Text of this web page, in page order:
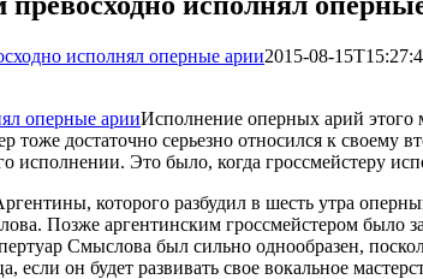
исполнял оперные арии2015-08-
Исполнение оперных арий
достаточно серьезно относился к своему
исполнении. Это было, когда гроссмейстеру
которого разбудил в шесть утра
Позже аргентинским гроссмейстером было
Смыслова был сильно однообразен,
если он будет развивать свое вокальное